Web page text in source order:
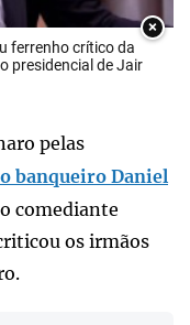
×
ferrenho crítico da
presidencial de Jair
pelas
banqueiro Daniel
comediante
os irmãos